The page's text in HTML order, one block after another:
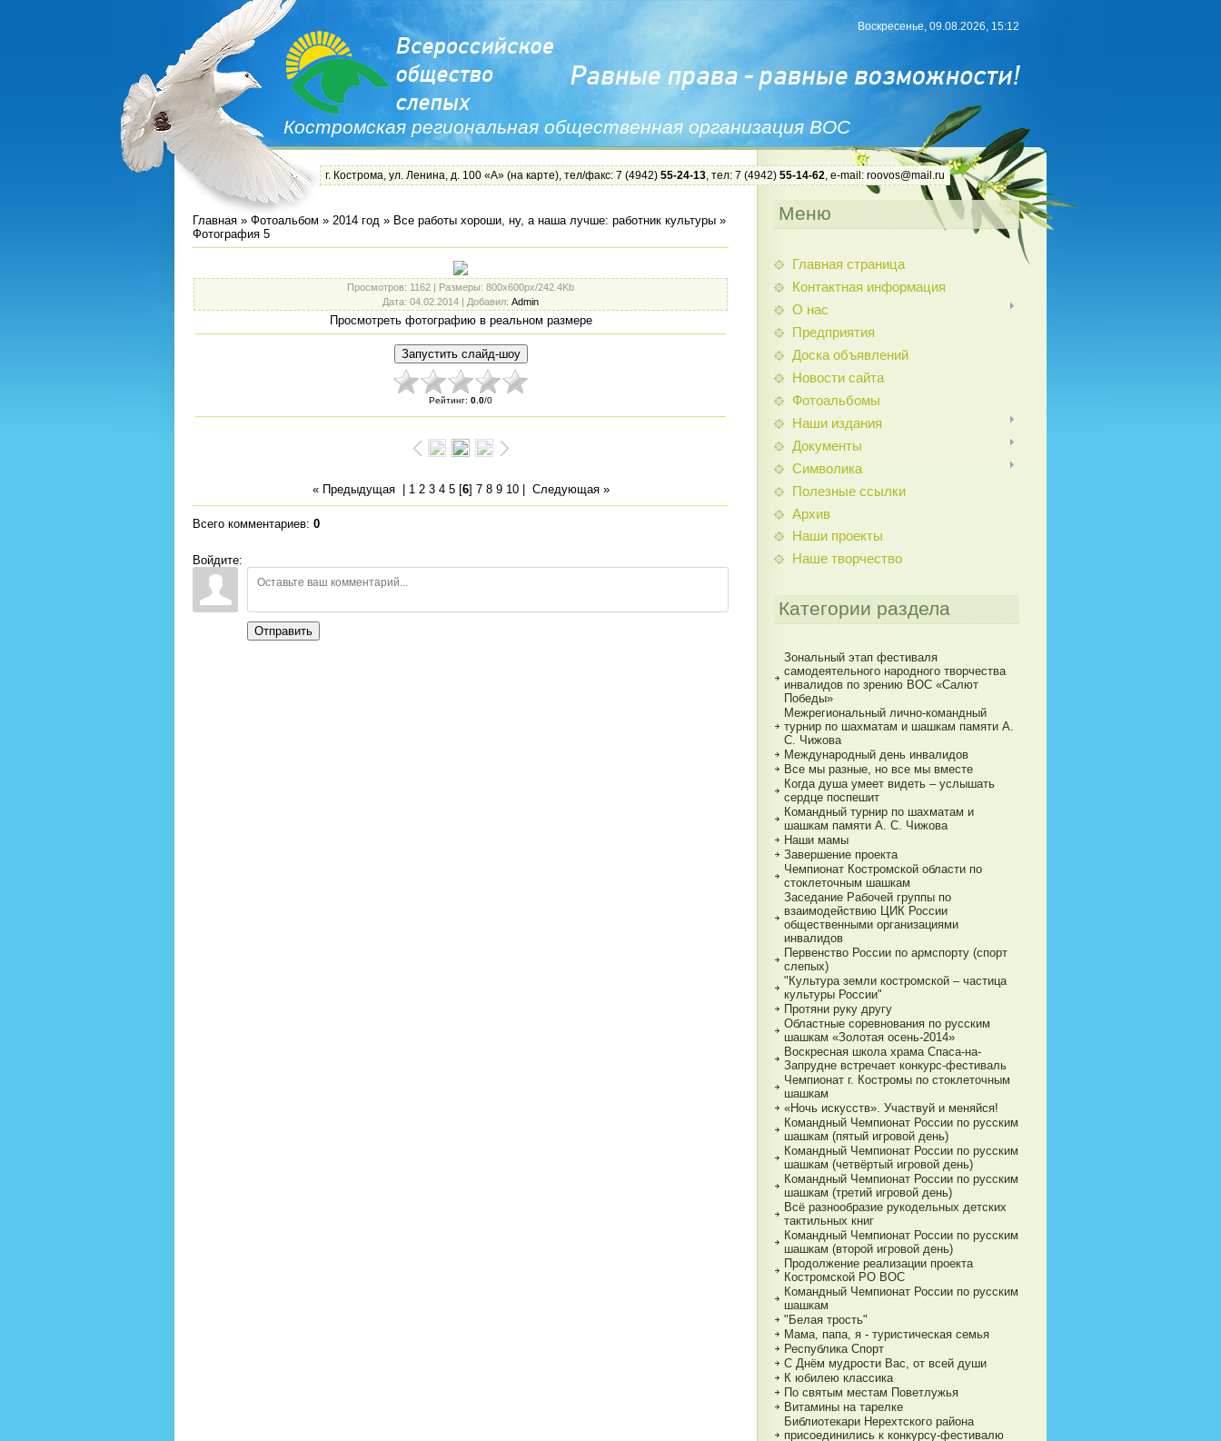
Костромская региональная общественная организация ВОС
Воскресенье, 09.08.2026, 15:12
г. Кострома, ул. Ленина, д. 100 «А» (на карте), тел/факс: 7 (4942) 55-24-13, тел: 7 (4942) 55-14-62, e-mail: roovos@mail.ru
Главная » Фотоальбом » 2014 год » Все работы хороши, ну, а наша лучше: работник культуры »
Фотография 5
Просмотров: 1162 | Размеры: 800x600px/242.4Kb
Дата: 04.02.2014 | Добавил: Admin
Просмотреть фотографию в реальном размере
Рейтинг: 0.0/0
« Предыдущая| 1 2 3 4 5[6] 7 8 9 10| Следующая »
Всего комментариев: 0
Войдите:
Отправить
Меню
Главная страница
Контактная информация
О нас
Предприятия
Доска объявлений
Новости сайта
Фотоальбомы
Наши издания
Документы
Символика
Полезные ссылки
Архив
Наши проекты
Наше творчество
Категории раздела
Зональный этап фестиваля
самодеятельного народного творчества
инвалидов по зрению ВОС «Салют
Победы»
Межрегиональный лично-командный
турнир по шахматам и шашкам памяти А.
С. Чижова
Международный день инвалидов
Все мы разные, но все мы вместе
Когда душа умеет видеть – услышать
сердце поспешит
Командный турнир по шахматам и
шашкам памяти А. С. Чижова
Наши мамы
Завершение проекта
Чемпионат Костромской области по
стоклеточным шашкам
Заседание Рабочей группы по
взаимодействию ЦИК России
общественными организациями
инвалидов
Первенство России по армспорту (спорт
слепых)
"Культура земли костромской – частица
культуры России"
Протяни руку другу
Областные соревнования по русским
шашкам «Золотая осень-2014»
Воскресная школа храма Спаса-на-
Запрудне встречает конкурс-фестиваль
Чемпионат г. Костромы по стоклеточным
шашкам
«Ночь искусств». Участвуй и меняйся!
Командный Чемпионат России по русским
шашкам (пятый игровой день)
Командный Чемпионат России по русским
шашкам (четвёртый игровой день)
Командный Чемпионат России по русским
шашкам (третий игровой день)
Всё разнообразие рукодельных детских
тактильных книг
Командный Чемпионат России по русским
шашкам (второй игровой день)
Продолжение реализации проекта
Костромской РО ВОС
Командный Чемпионат России по русским
шашкам
"Белая трость"
Мама, папа, я - туристическая семья
Республика Спорт
С Днём мудрости Вас, от всей души
К юбилею классика
По святым местам Поветлужья
Витамины на тарелке
Библиотекари Нерехтского района
присоединились к конкурсу-фестивалю